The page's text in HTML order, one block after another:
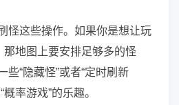
怪这些操作。如果你是想让玩
那地图上要安排足够多的怪
些“隐藏怪”或者“定时刷新
率游戏”的乐趣。